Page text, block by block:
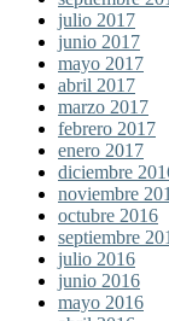
julio 2017
junio 2017
mayo 2017
abril 2017
marzo 2017
febrero 2017
enero 2017
diciembre
noviembre
octubre 2016
septiembre
julio 2016
junio 2016
mayo 2016